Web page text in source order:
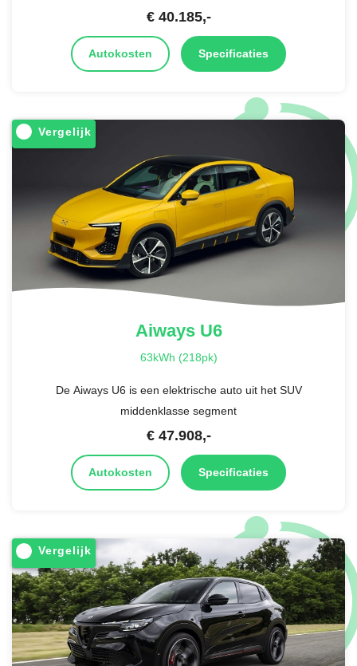
€ 40.185,-
Autokosten Specificaties
Vergelijk
AiwaysU6
63kWh (218pk)
De Aiways U6 is een elektrische auto uit het SUV
middenklasse segment
€ 47.908,-
Autokosten Specificaties
Vergelijk